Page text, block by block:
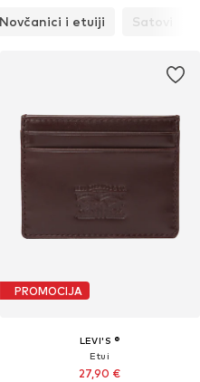
Novčanici i etuiji Satovi
PROMOCIJA
LEVI'S ®
Etui
27,90 €